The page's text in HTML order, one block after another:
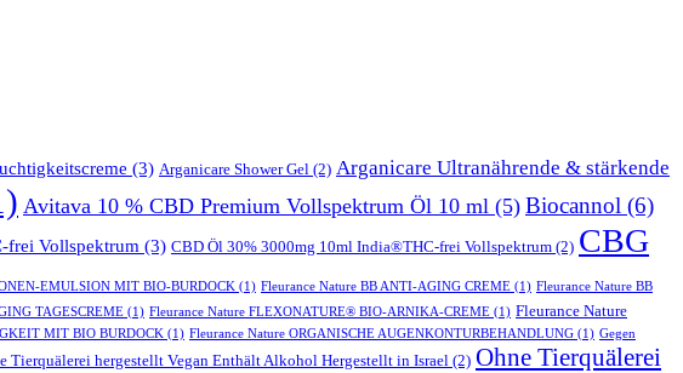
(3) Arganicare Shower Gel (2) Arganicare Ultranährende & stärkende
Avitava 10 % CBD Premium Vollspektrum Öl 10 ml (5) Biocannol (6)
Vollspektrum (3) CBD Öl 30% 3000mg 10ml India®THC-frei Vollspektrum (2) CBG
EMULSION MIT BIO-BURDOCK (1) Fleurance Nature BB ANTI-AGING CREME (1) Fleurance Nature BB
TAGESCREME (1) Fleurance Nature FLEXONATURE® BIO-ARNIKA-CREME (1) Fleurance Nature
MIT BIO BURDOCK (1) Fleurance Nature ORGANISCHE AUGENKONTURBEHANDLUNG (1) Gegen
Tierquälerei hergestellt Vegan Enthält Alkohol Hergestellt in Israel (2) Ohne Tierquälerei